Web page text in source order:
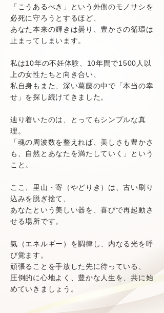
「こうあるべき」という外側のモノサシを
必死に守ろうとするほど、
あなた本来の輝きは曇り、豊かさの循環は
止まってしまいます。
私は10年の不妊体験、10年間で1500人以
上の女性たちと向き合い、
私自身もまた、深い葛藤の中で「本当の幸
せ」を探し続けてきました。
辿り着いたのは、とってもシンプルな真
理。
「魂の周波数を整えれば、美しさも豊かさ
も、自然とあなたを満たしていく」という
こと。
ここ、里山・寄（やどりき）は、古い刷り
込みを脱ぎ捨て、
あなたという美しい器を、喜びで再起動さ
せる場所です。
氣（エネルギー）を調律し、内なる光を呼
び覚ます。
頑張ることを手放した先に待っている、
圧倒的に心地よく、豊かな人生を、共に始
めていきましょう。